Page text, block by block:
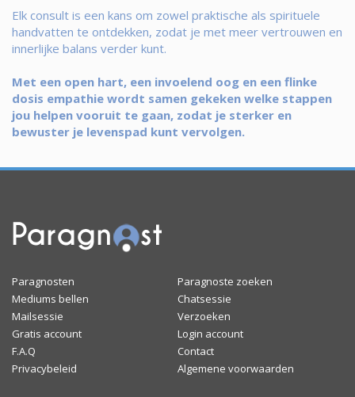
Elk consult is een kans om zowel praktische als spirituele
handvatten te ontdekken, zodat je met meer vertrouwen en
innerlijke balans verder kunt.
Met een open hart, een invoelend oog en een flinke
dosis empathie wordt samen gekeken welke stappen
jou helpen vooruit te gaan, zodat je sterker en
bewuster je levenspad kunt vervolgen.
Paragnosten
Paragnoste zoeken
Mediums bellen
Chatsessie
Mailsessie
Verzoeken
Gratis account
Login account
F.A.Q
Contact
Privacybeleid
Algemene voorwaarden